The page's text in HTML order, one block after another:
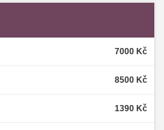
7000 Kč
8500 Kč
1390 Kč